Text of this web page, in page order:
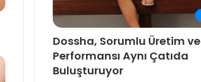
Dossha, Sorumlu Üretim ve
Performansı Aynı Çatıda
Buluşturuyor